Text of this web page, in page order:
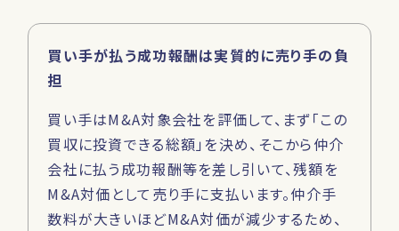
買い手が払う成功報酬は実質的に売り手の負
担
買い手はM&A対象会社を評価して、まず「この
買収に投資できる総額」を決め、そこから仲介
会社に払う成功報酬等を差し引いて、残額を
M&A対価として売り手に支払います。仲介手
数料が大きいほどM&A対価が減少するため、